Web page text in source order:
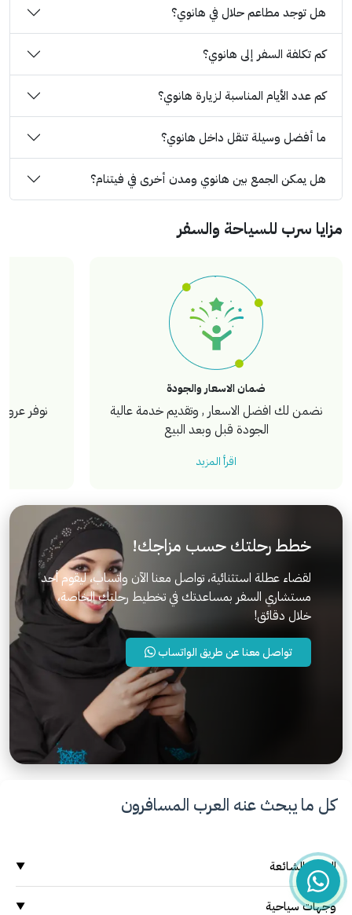
هل توجد مطاعم حلال في هانوي؟
كم تكلفة السفر إلى هانوي؟
كم عدد الأيام المناسبة لزيارة هانوي؟
ما أفضل وسيلة تنقل داخل هانوي؟
هل يمكن الجمع بين هانوي ومدن أخرى في فيتنام؟
مزايا سرب للسياحة والسفر
ضمان الاسعار والجودة
نضمن لك افضل الاسعار , وتقديم خدمة عالية
الجودة قبل وبعد البيع
اقرأ المزيد
نوفر
خطط رحلتك حسب مزاجك!
لقضاء عطلة استثنائية، تواصل معنا الآن واتساب، ليقوم أحد
مستشاري السفر بمساعدتك في تخطيط رحلتك الخاصة،
خلال دقائق!
تواصل معنا عن طريق الواتساب
كل ما يبحث عنه العرب المسافرون
البحث الشائعة ▼
وجهات سياحية
وجهات سياحية ▼